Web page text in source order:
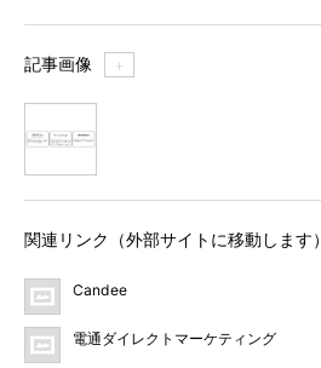
記事画像 ＋
関連リンク（外部サイトに移動します）
Candee
電通ダイレクトマーケティング